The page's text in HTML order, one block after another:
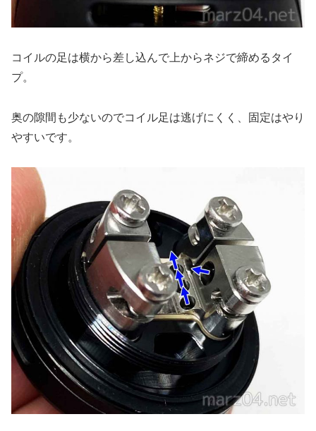
コイルの足は横から差し込んで上からネジで締めるタイ
プ。
奥の隙間も少ないのでコイル足は逃げにくく、固定はやり
やすいです。